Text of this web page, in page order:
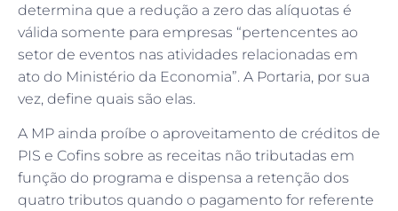
determina que a redução a zero das alíquotas é
válida somente para empresas “pertencentes ao
setor de eventos nas atividades relacionadas em
ato do Ministério da Economia”. A Portaria, por sua
vez, define quais são elas.
A MP ainda proíbe o aproveitamento de créditos de
PIS e Cofins sobre as receitas não tributadas em
função do programa e dispensa a retenção dos
quatro tributos quando o pagamento for referente